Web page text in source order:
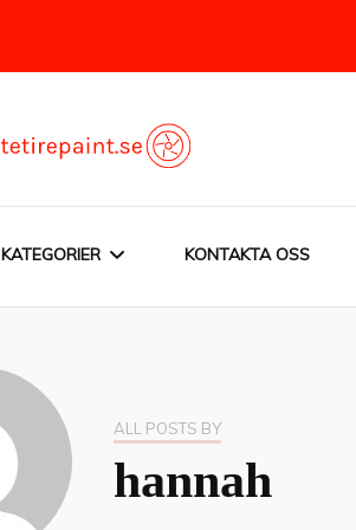
KATEGORIER
BLANDAT OM
MOTORCYKLAR
KONTAKTA OSS
ALL POSTS BY
hannah